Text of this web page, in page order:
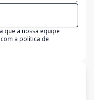
que a nossa equipe
a política de